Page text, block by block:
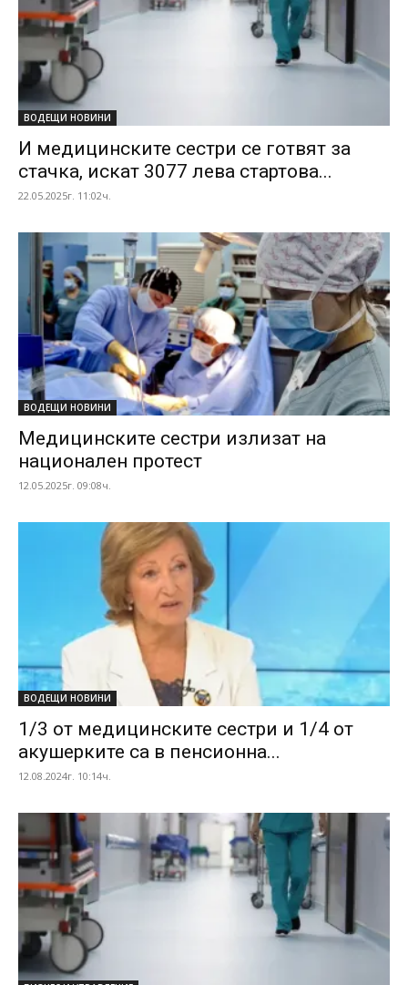
ВОДЕЩИ НОВИНИ
И медицинските сестри се готвят за
стачка, искат 3077 лева стартова...
22.05.2025г. 11:02ч.
ВОДЕЩИ НОВИНИ
Медицинските сестри излизат на
национален протест
12.05.2025г. 09:08ч.
ВОДЕЩИ НОВИНИ
1/3 от медицинските сестри и 1/4 от
акушерките са в пенсионна...
12.08.2024г. 10:14ч.